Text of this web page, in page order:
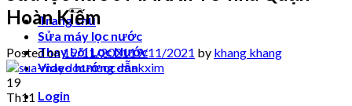
Trang chủ
Sửa máy lọc nước
Thay Lõi Lọc Nước
Video hướng dẫn
Login
Hoàn Kiếm
Posted on19/11/202119/11/2021 by khang khang
19
Th11